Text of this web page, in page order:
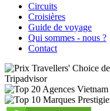
Circuits
Croisières
Guide de voyage
Qui sommes - nous ?
Contact
Tripadvisor